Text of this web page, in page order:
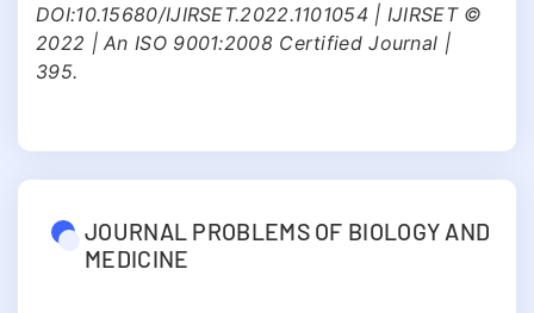
DOI:10.15680/IJIRSET.2022.1101054 | IJIRSET ©
2022 | An ISO 9001:2008 Certified Journal |
395.
JOURNAL PROBLEMS OF BIOLOGY AND
MEDICINE